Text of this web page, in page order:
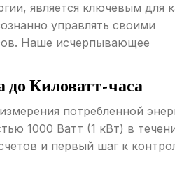
является ключевым для
управлять своими
Наше исчерпывающее
до Киловатт-часа
потребленной
1000 Ватт (1 кВт) в
и первый шаг к